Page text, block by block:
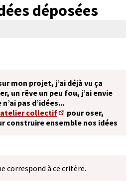
déposées
mon projet, j’ai déjà vu ça
un rêve un peu fou, j’ai envie
pas d’idées...
collectif
(S'ouvre dans un
pour oser,
construire ensemble nos idées
correspond à ce critère.